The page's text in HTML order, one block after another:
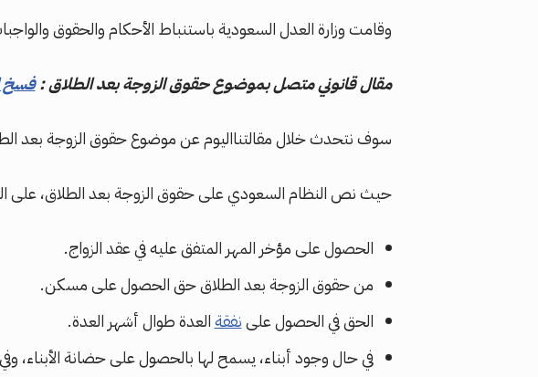
وقامت وزارة العدل السعودية باستنباط الأحكام والحقوق
مقال قانوني متصل بموضوع حقوق الزوجة بعد الطلاق :فسخ
سوف نتحدث خلال مقالتنااليوم عن موضوع حقوق الزوجة بعد
حيث نص النظام السعودي على حقوق الزوجة بعد الطلاق، على
الحصول على مؤخر المهر المتفق عليه في عقد الزواج.
من حقوق الزوجة بعد الطلاق حق الحصول على مسكن.
الحق في الحصول علىنفقةالعدة طوال أشهر العدة.
في حال وجود أبناء، يسمح لها بالحصول على حضانة الأبناء،